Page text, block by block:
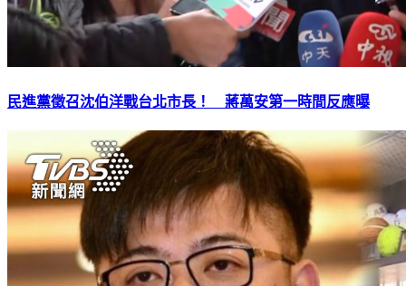
民進黨徵召沈伯洋戰台北市長！ 蔣萬安第一時間反應曝